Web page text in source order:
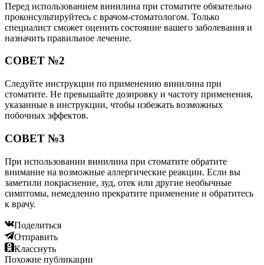
Перед использованием винилина при стоматите обязательно
проконсультируйтесь с врачом-стоматологом. Только
специалист сможет оценить состояние вашего заболевания и
назначить правильное лечение.
СОВЕТ №2
Следуйте инструкции по применению винилина при
стоматите. Не превышайте дозировку и частоту применения,
указанные в инструкции, чтобы избежать возможных
побочных эффектов.
СОВЕТ №3
При использовании винилина при стоматите обратите
внимание на возможные аллергические реакции. Если вы
заметили покраснение, зуд, отек или другие необычные
симптомы, немедленно прекратите применение и обратитесь
к врачу.
Поделиться
Отправить
Класснуть
Похожие публикации